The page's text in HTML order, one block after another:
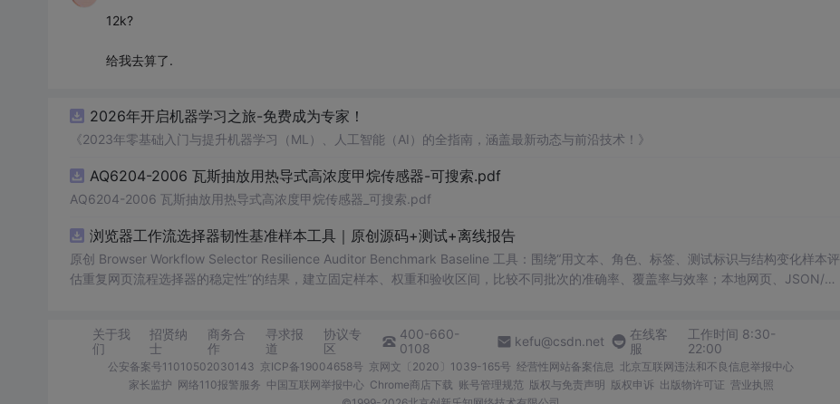
12k?
给我去算了.
2026年开启机器学习之旅-免费成为专家！
《2023年零基础入门与提升机器学习（ML）、人工智能（AI）的全指南，涵盖最新动态与前沿技术！》
AQ6204-2006 瓦斯抽放用热导式高浓度甲烷传感器-可搜索.pdf
AQ6204-2006 瓦斯抽放用热导式高浓度甲烷传感器_可搜索.pdf
浏览器工作流选择器韧性基准样本工具｜原创源码+测试+离线报告
原创 Browser Workflow Selector Resilience Auditor Benchmark Baseline 工具：围绕“用文本、角色、标签、测试标识与结构变化样本评
估重复网页流程选择器的稳定性”的结果，建立固定样本、权重和验收区间，比较不同批次的准确率、覆盖率与效率；本地网页、JSON/H
第三方运行依赖。
关于我
们
招贤纳
士
商务合
作
寻求报
道
协议专
区
400-660-
0108
kefu@csdn.net
在线客
服
工作时间 8:30-
22:00
公安备案号11010502030143 京ICP备19004658号 京网文〔2020〕1039-165号 经营性网站备案信息 北京互联网违法和不良信息举报中心
家长监护 网络110报警服务 中国互联网举报中心 Chrome商店下载 账号管理规范 版权与免责声明 版权申诉 出版物许可证 营业执照